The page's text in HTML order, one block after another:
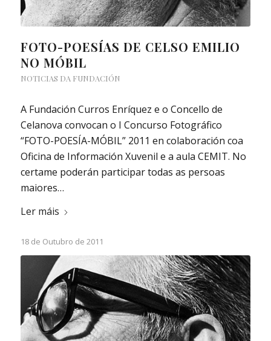
FOTO-POESÍAS DE CELSO EMILIO
NO MÓBIL
NOTICIAS DA FUNDACIÓN
A Fundación Curros Enríquez e o Concello de
Celanova convocan o I Concurso Fotográfico
“FOTO-POESÍA-MÓBIL” 2011 en colaboración coa
Oficina de Información Xuvenil e a aula CEMIT. No
certame poderán participar todas as persoas
maiores…
Ler máis
18 de Outubro de 2011